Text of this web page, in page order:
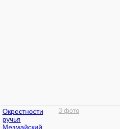
Окрестности
ручья
Мезмайский
3 фото